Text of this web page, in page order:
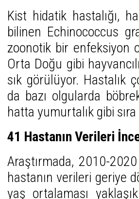
Kist hidatik hastalığı,
bilinen Echinococcus
zoonotik bir enfeksiyon
Orta Doğu gibi
sık görülüyor. Hastalık
da bazı olgularda
hatta yumurtalık gibi
41 Hastanın Verileri
Araştırmada, 2010-
hastanın verileri geriye
yaş ortalaması